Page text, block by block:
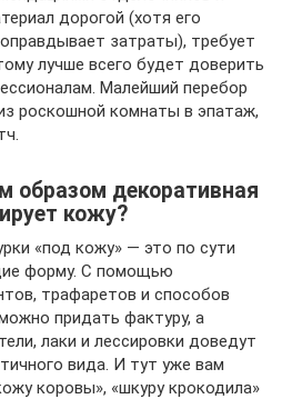
дорогой (хотя его
затраты), требует
лучше всего будет доверить
Малейший перебор
роскошной комнаты в эпатаж,
образом декоративная
кожу?
«под кожу» — это по сути
форму. С помощью
трафаретов и способов
придать фактуру, а
лаки и лессировки доведут
вида. И тут уже вам
коровы», «шкуру крокодила»